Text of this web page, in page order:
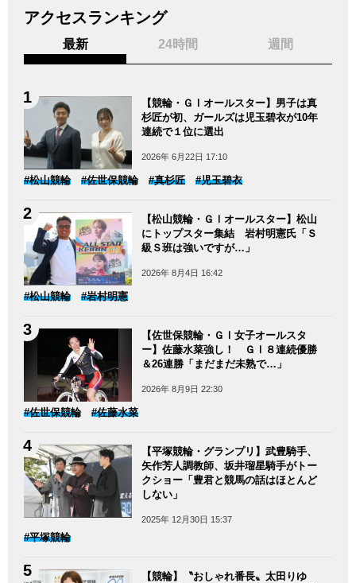
アクセスランキング
最新 24時間 週間
【競輪・ＧⅠオールスター】男子は真
杉匠が初、ガールズは児玉碧衣が10年
連続で１位に選出
2026年 6月22日 17:10
#松山競輪 #佐世保競輪 #真杉匠 #児玉碧衣
【松山競輪・ＧⅠオールスター】松山
にトップスター集結 岩村明憲氏「Ｓ
級Ｓ班は強いですが…」
2026年 8月4日 16:42
#松山競輪 #岩村明憲
【佐世保競輪・ＧⅠ女子オールスタ
ー】佐藤水菜強し！ ＧⅠ８連続優勝
＆26連勝「まだまだ未熟で…」
2026年 8月9日 22:30
#佐世保競輪 #佐藤水菜
【平塚競輪・グランプリ】武豊騎手、
矢作芳人調教師、坂井瑠星騎手がトー
クショー「豊君と競馬の話はほとんど
しない」
2025年 12月30日 15:37
#平塚競輪
【競輪】〝おしゃれ番長〟太田りゆ